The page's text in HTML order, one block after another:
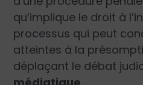
qu’implique le droit à
processus qui peut
atteintes à la
déplaçant le débat